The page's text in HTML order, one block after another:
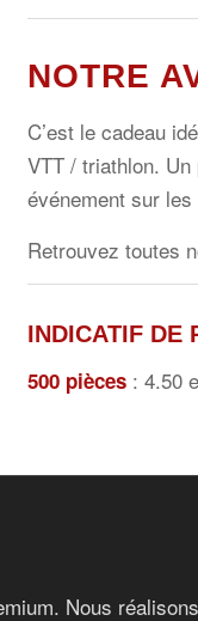
NOTRE
C’est le cadeau
VTT / triathlon.
événement sur
Retrouvez toutes
INDICATIF DE
500 pièces : 4.50
Nous